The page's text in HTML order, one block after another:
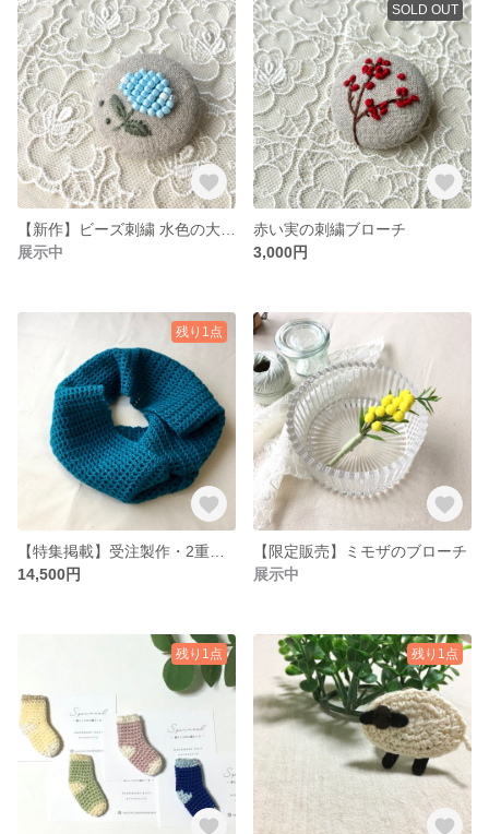
展示中
SOLD OUT
赤い実の刺繍ブローチ
3,000円
残り1点
14,500円
【限定販売】ミモザのブローチ
展示中
残り1点 残り1点